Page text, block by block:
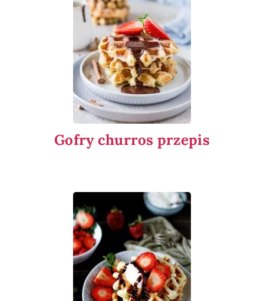
Gofry churros przepis